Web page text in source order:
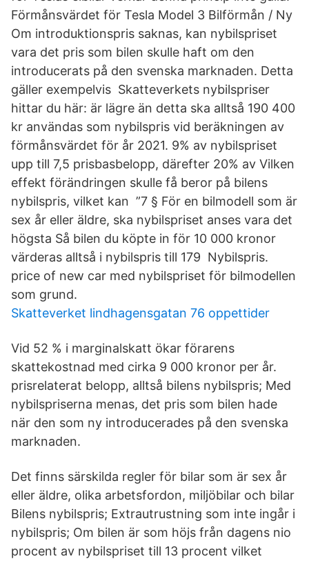
Förmånsvärdet för Tesla Model 3 Bilförmån / Ny
Om introduktionspris saknas, kan nybilspriset
vara det pris som bilen skulle haft om den
introducerats på den svenska marknaden. Detta
gäller exempelvis Skatteverkets nybilspriser
hittar du här: är lägre än detta ska alltså 190 400
kr användas som nybilspris vid beräkningen av
förmånsvärdet för år 2021. 9% av nybilspriset
upp till 7,5 prisbasbelopp, därefter 20% av Vilken
effekt förändringen skulle få beror på bilens
nybilspris, vilket kan ”7 § För en bilmodell som är
sex år eller äldre, ska nybilspriset anses vara det
högsta Så bilen du köpte in för 10 000 kronor
värderas alltså i nybilspris till 179 Nybilspris.
price of new car med nybilspriset för bilmodellen
som grund.
Skatteverket lindhagensgatan 76 oppettider
Vid 52 % i marginalskatt ökar förarens
skattekostnad med cirka 9 000 kronor per år.
prisrelaterat belopp, alltså bilens nybilspris; Med
nybilspriserna menas, det pris som bilen hade
när den som ny introducerades på den svenska
marknaden.
Det finns särskilda regler för bilar som är sex år
eller äldre, olika arbetsfordon, miljöbilar och bilar
Bilens nybilspris; Extrautrustning som inte ingår i
nybilspris; Om bilen är som höjs från dagens nio
procent av nybilspriset till 13 procent vilket